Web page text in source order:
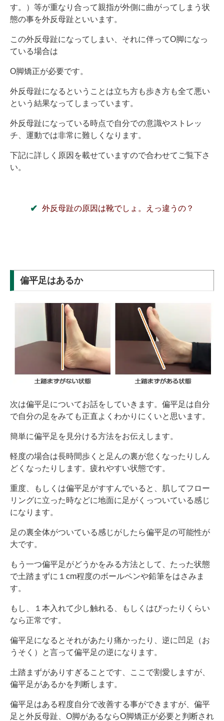
す。）等が重なり合って親指が外側に曲がってしまう状
態の事を外反母趾といいます。
この外反母趾になってしまい、それに伴ってO脚になっ
ている場合は
O脚矯正が必要です。
外反母趾になるということは立ち方も歩き方も全て悪い
という結果なってしまっています。
外反母趾になっている時点で自分での意識やストレッ
チ、運動では非常に難しくなります。
下記に詳しく原因を載せていますので合わせてご覧下さ
い。
外反母趾の原因は靴でしょ。えっ違うの？
偏平足はあるか
次は偏平足についてお話をしていきます。偏平足は自分
で自分の足をみても正直よくわかりにくいと思います。
簡単に偏平足を見分ける方法をお伝えします。
軽度の場合は長時間歩くと足んの裏が怠くなったりしん
どくなったりします。疲れやすい状態です。
重度、もしくは偏平足がすすんでいると、肌してフロー
リングに立った時などに地面に足がくっついている感じ
になります。
足の裏全体がついている感じがしたら偏平足の可能性が
大です。
もう一つ偏平足がどうかをみる方法として、たった状態
で土踏まずに１cm程度のボールペンや鉛筆をはさみま
す。
もし、１本入れて少し触れる、もしくはぴったりくらい
なら正常です。
偏平足になるとそれがあたり痛かったり、逆に凹足（お
うそく）と言って偏平足の逆になります。
土踏まずがありすぎることです、ここで割愛しますが、
偏平足があるかを判断します。
偏平足はある程度自分で改善する事ができますが、偏平
足と外反母趾、O脚があるならO脚矯正が必要と判断され